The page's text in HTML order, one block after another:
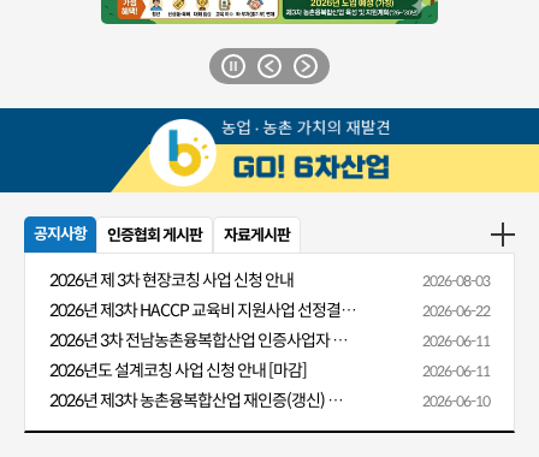
공지사항 인증협회 게시판 자료게시판
2026년 제 3차 현장코칭 사업 신청 안내 2026-08-03
2026년 제3차 HACCP 교육비 지원사업 선정결과 알림 2026-06-22
2026년 3차 전남농촌융복합산업 인증사업자 HACCP 교육비 지원 안내 2026-06-11
2026년도 설계코칭 사업 신청 안내 [마감] 2026-06-11
2026년 제3차 농촌융복합산업 재인증(갱신) 신청 안내 2026-06-10